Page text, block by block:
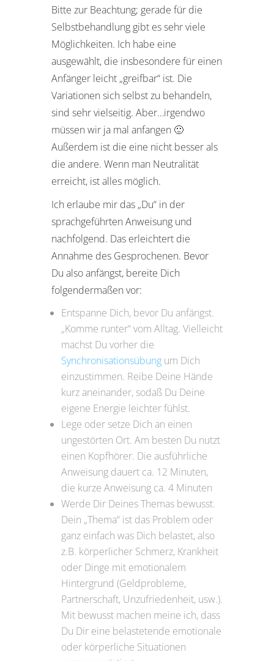
Bitte zur Beachtung; gerade für die
Selbstbehandlung gibt es sehr viele
Möglichkeiten. Ich habe eine
ausgewählt, die insbesondere für einen
Anfänger leicht „greifbar“ ist. Die
Variationen sich selbst zu behandeln,
sind sehr vielseitig. Aber…irgendwo
müssen wir ja mal anfangen 🙂
Außerdem ist die eine nicht besser als
die andere. Wenn man Neutralität
erreicht, ist alles möglich.
Ich erlaube mir das „Du“ in der
sprachgeführten Anweisung und
nachfolgend. Das erleichtert die
Annahme des Gesprochenen. Bevor
Du also anfängst, bereite Dich
folgendermaßen vor:
Entspanne Dich, bevor Du anfängst.
„Komme runter“ vom Alltag. Vielleicht
machst Du vorher die
Synchronisationsübung um Dich
einzustimmen. Reibe Deine Hände
kurz aneinander, sodaß Du Deine
eigene Energie leichter fühlst.
Lege oder setze Dich an einen
ungestörten Ort. Am besten Du nutzt
einen Kopfhörer. Die ausführliche
Anweisung dauert ca. 12 Minuten,
die kurze Anweisung ca. 4 Minuten
Werde Dir Deines Themas bewusst.
Dein „Thema“ ist das Problem oder
ganz einfach was Dich belastet, also
z.B. körperlicher Schmerz, Krankheit
oder Dinge mit emotionalem
Hintergrund (Geldprobleme,
Partnerschaft, Unzufriedenheit, usw.).
Mit bewusst machen meine ich, dass
Du Dir eine belastetende emotionale
oder körperliche Situationen